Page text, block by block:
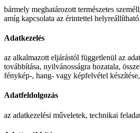
bármely meghatározott természetes
amíg kapcsolata az érintettel helyreállítható.
Adatkezelés
az alkalmazott eljárástól függetlenül az
továbbítása, nyilvánosságra hozatala,
fénykép-, hang- vagy képfelvétel
Adatfeldolgozás
az adatkezelési műveletek, technikai